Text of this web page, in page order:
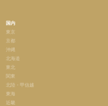
国内
東京
京都
沖縄
北海道
東北
関東
北陸・甲信越
東海
近畿